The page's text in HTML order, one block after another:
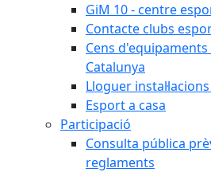
GiM 10 - centre
Contacte clubs
Cens
Catalunya
Lloguer
Esport a casa
Participació
Consulta pública
reglaments